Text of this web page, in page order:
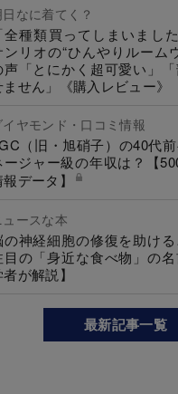
日なに着てく？
全種類買ってしまいまし
ンリオの“ひんやりルーム
声「とにかく超可愛い」
ません」《購入レビュー》
イヤモンド・口コミ情報
（旧・旭硝子）の40代
ージャー級の年収は？【
データ】
ュースな本
の神経細胞の修復を助け
目の「身近な食べ物」の
が解説】
最新記事一覧